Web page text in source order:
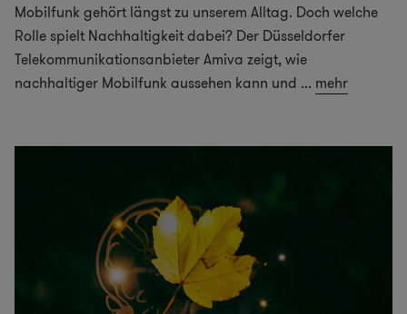
Mobilfunk gehört längst zu unserem Alltag. Doch welche
Rolle spielt Nachhaltigkeit dabei? Der Düsseldorfer
Telekommunikationsanbieter Amiva zeigt, wie
nachhaltiger Mobilfunk aussehen kann und ... mehr